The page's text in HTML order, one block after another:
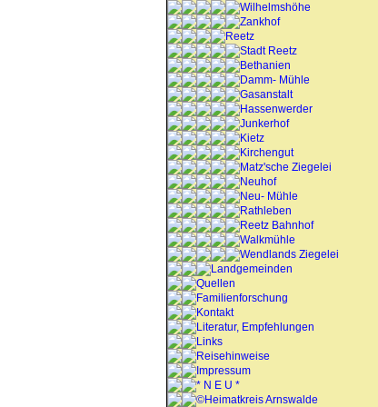
Wilhelmshöhe
Zankhof
Reetz
Stadt Reetz
Bethanien
Damm- Mühle
Gasanstalt
Hassenwerder
Junkerhof
Kietz
Kirchengut
Matz'sche Ziegelei
Neuhof
Neu- Mühle
Rathleben
Reetz Bahnhof
Walkmühle
Wendlands Ziegelei
Landgemeinden
Quellen
Familienforschung
Kontakt
Literatur, Empfehlungen
Links
Reisehinweise
Impressum
* N E U *
©Heimatkreis Arnswalde